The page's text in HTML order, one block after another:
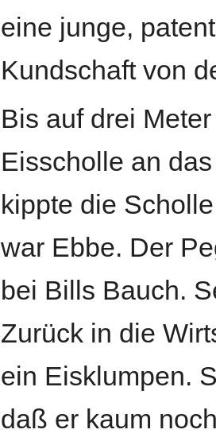
eine junge,
Kundschaft von
Bis auf drei
Eisscholle an
kippte die
war Ebbe. Der
bei Bills Bauch.
Zurück in die
ein Eisklumpen.
daß er kaum